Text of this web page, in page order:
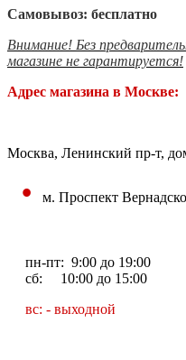
Самовывоз: бесплатно
Внимание! Без
магазине не гарантируется!
Адрес магазина в Москве:
Москва, Ленинский пр-т,
• м. Проспект
пн-пт: 9:00 до 19:00
сб: 10:00 до 15:00
вс: - выходной